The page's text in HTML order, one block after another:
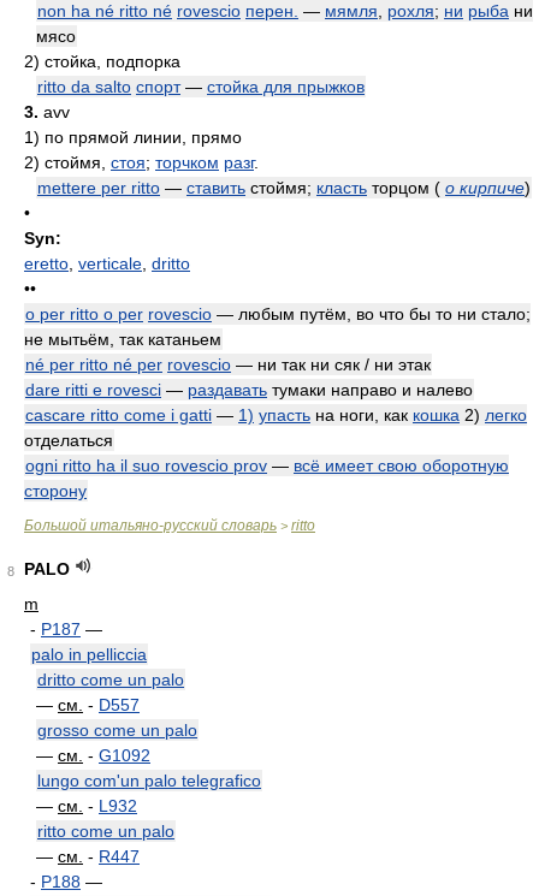
non ha né ritto né rovescio перен. — мямля рохля; ни рыба ни
мясо
2) стойка, подпорка
ritto da salto спорт— стойка для прыжков
3. avv
1) по прямой линии, прямо
2) стоймя, стоя; торчком разг.
mettere per ritto — ставить стоймя; класть торцом ( о кирпиче)
•
Syn:
eretto verticale dritto
••
o per ritto o per rovescio — любым путём, во что бы то ни стало;
не мытьём, так катаньем
né per ritto né per rovescio — ни так ни сяк / ни этак
dare ritti e rovesci — раздавать тумаки направо и налево
cascare ritto come i gatti — 1) упасть на ноги, как кошка 2) легко
отделаться
ogni ritto ha il suo rovescio prov — всё имеет свою оборотную
сторону
Большой итальяно-русский словарь > ritto
8
PALO
m
- P187 —
palo in pelliccia
dritto come un palo
— см. - D557
grosso come un palo
— см. - G1092
lungo com'un palo telegrafico
— см. - L932
ritto come un palo
— см. - R447
- P188 —